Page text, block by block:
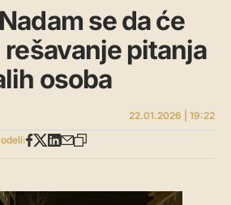
se da će
pitanja
osoba
22.01.2026 | 19:22